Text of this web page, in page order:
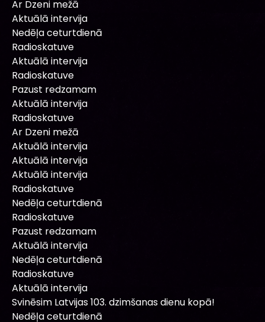
Ar Dzeni mežā
Aktuālā intervija
Nedēļa ceturtdienā
Radioskatuve
Aktuālā intervija
Radioskatuve
Pazust redzamam
Aktuālā intervija
Radioskatuve
Ar Dzeni mežā
Aktuālā intervija
Aktuālā intervija
Aktuālā intervija
Radioskatuve
Nedēļa ceturtdienā
Radioskatuve
Pazust redzamam
Aktuālā intervija
Nedēļa ceturtdienā
Radioskatuve
Aktuālā intervija
Svinēsim Latvijas 103. dzimšanas dienu kopā!
Nedēļa ceturtdienā